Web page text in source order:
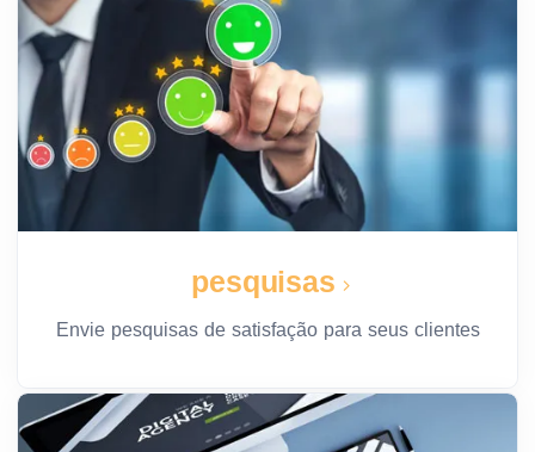
pesquisas
Envie pesquisas de satisfação para seus clientes